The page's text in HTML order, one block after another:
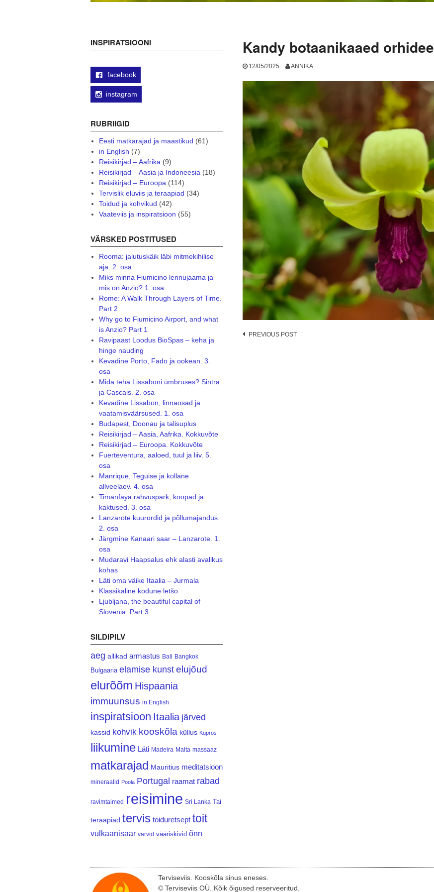
Kandy botaanikaaed orhidee
12/05/2025 ANNIKA
Post
PREVIOUS POST
INSPIRATSIOONI
facebook
instagram
RUBRIIGID
Eesti matkarajad ja maastikud (61)
in English (7)
Reisikirjad – Aafrika(9)
Reisikirjad – Aasia ja Indoneesia(18)
Reisikirjad – Euroopa(114)
Tervislik eluviis ja teraapiad (34)
Toidud ja kohvikud (42)
Vaateviis ja inspiratsioon (55)
VÄRSKED POSTITUSED
Rooma: jalutuskäik läbi mitmekihilise
aja. 2. osa
Miks minna Fiumicino lennujaama ja
mis on Anzio? 1. osa
Rome: A Walk Through Layers of Time.
Part 2
Why go to Fiumicino Airport, and what
is Anzio? Part 1
Ravipaast Loodus BioSpas – keha ja
hinge nauding
Kevadine Porto, Fado ja ookean. 3.
osa
Mida teha Lissaboni ümbruses? Sintra
ja Cascais. 2. osa
Kevadine Lissabon, linnaosad ja
vaatamisväärsused. 1. osa
Budapest, Doonau ja talisuplus
Reisikirjad – Aasia, Aafrika. Kokkuvõte
Reisikirjad – Euroopa. Kokkuvõte
Fuerteventura, aaloed, tuul ja liiv. 5.
osa
Manrique, Teguise ja kollane
allveelaev. 4. osa
Timanfaya rahvuspark, koopad ja
kaktused. 3. osa
Lanzarote kuurordid ja põllumajandus.
2. osa
Järgmine Kanaari saar – Lanzarote. 1.
osa
Mudaravi Haapsalus ehk alasti avalikus
kohas
Läti oma väike Itaalia – Jurmala
Klassikaline kodune letšo
Ljubljana, the beautiful capital of
Slovenia. Part 3
SILDIPILV
aeg allikad armastus Bali Bangkok
Bulgaaria elamise kunst elujõud
elurõõm Hispaania
immuunsus in English
inspiratsioon Itaalia järved
kassid kohvik kooskõla küllus Küpros
liikumine Läti Madeira Malta massaaz
matkarajad Mauritius meditatsioon
mineraalid Poola Portugal raamat rabad
ravimtaimed reisimine Sri Lanka Tai
teraapiad tervis toiduretsept toit
vulkaanisaar värvid vääriskivid õnn
Terviseviis. Kooskõla sinus eneses.
© Terviseviis OÜ. Kõik õigused reserveeritud.